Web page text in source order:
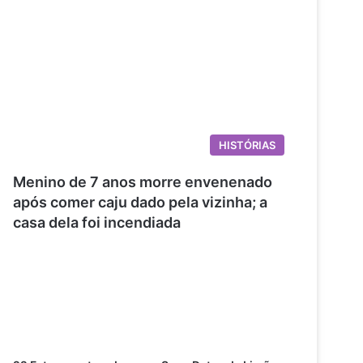
HISTÓRIAS
Menino de 7 anos morre envenenado
após comer caju dado pela vizinha; a
casa dela foi incendiada